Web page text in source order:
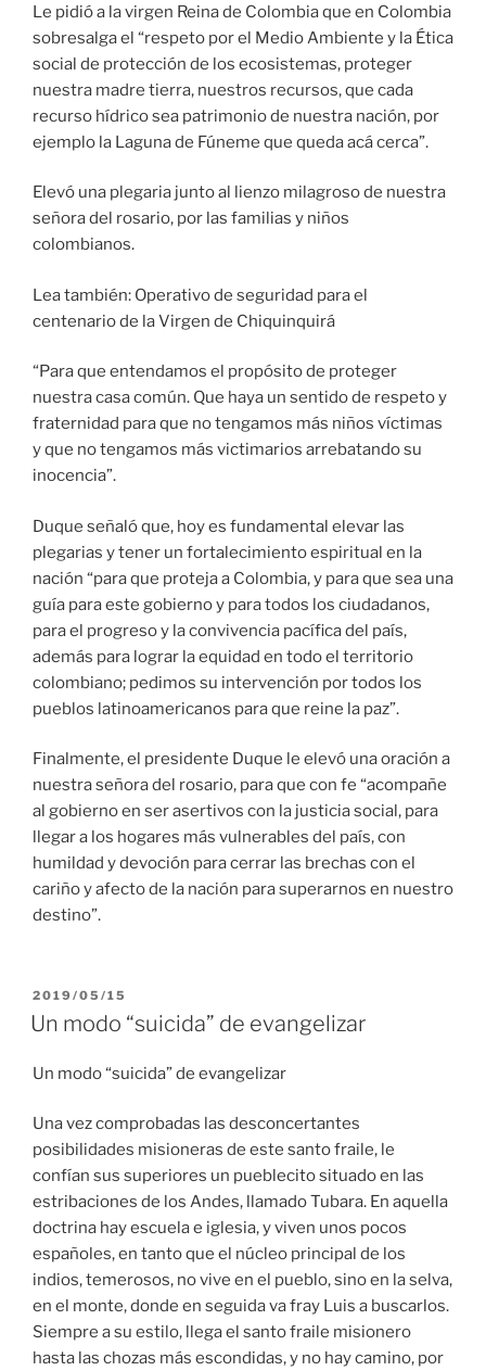
Le pidió a la virgen Reina de Colombia que en Colombia
sobresalga el “respeto por el Medio Ambiente y la Ética
social de protección de los ecosistemas, proteger
nuestra madre tierra, nuestros recursos, que cada
recurso hídrico sea patrimonio de nuestra nación, por
ejemplo la Laguna de Fúneme que queda acá cerca”.
Elevó una plegaria junto al lienzo milagroso de nuestra
señora del rosario, por las familias y niños
colombianos.
Lea también: Operativo de seguridad para el
centenario de la Virgen de Chiquinquirá
“Para que entendamos el propósito de proteger
nuestra casa común. Que haya un sentido de respeto y
fraternidad para que no tengamos más niños víctimas
y que no tengamos más victimarios arrebatando su
inocencia”.
Duque señaló que, hoy es fundamental elevar las
plegarias y tener un fortalecimiento espiritual en la
nación “para que proteja a Colombia, y para que sea una
guía para este gobierno y para todos los ciudadanos,
para el progreso y la convivencia pacífica del país,
además para lograr la equidad en todo el territorio
colombiano; pedimos su intervención por todos los
pueblos latinoamericanos para que reine la paz”.
Finalmente, el presidente Duque le elevó una oración a
nuestra señora del rosario, para que con fe “acompañe
al gobierno en ser asertivos con la justicia social, para
llegar a los hogares más vulnerables del país, con
humildad y devoción para cerrar las brechas con el
cariño y afecto de la nación para superarnos en nuestro
destino”.
PUBLICADO
EL
2019/05/15
Un modo “suicida” de evangelizar
Un modo “suicida” de evangelizar
Una vez comprobadas las desconcertantes
posibilidades misioneras de este santo fraile, le
confían sus superiores un pueblecito situado en las
estribaciones de los Andes, llamado Tubara. En aquella
doctrina hay escuela e iglesia, y viven unos pocos
españoles, en tanto que el núcleo principal de los
indios, temerosos, no vive en el pueblo, sino en la selva,
en el monte, donde en seguida va fray Luis a buscarlos.
Siempre a su estilo, llega el santo fraile misionero
hasta las chozas más escondidas, y no hay camino, por